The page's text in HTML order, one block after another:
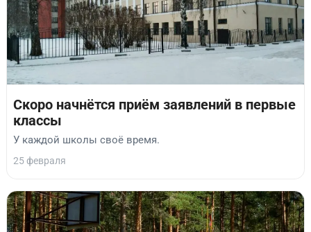
Скоро начнётся приём заявлений в первые
классы
У каждой школы своё время.
25 февраля